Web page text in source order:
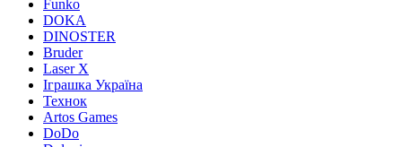
Funko
DOKA
DINOSTER
Bruder
Laser X
Іграшка Україна
Технок
Artos Games
DoDo